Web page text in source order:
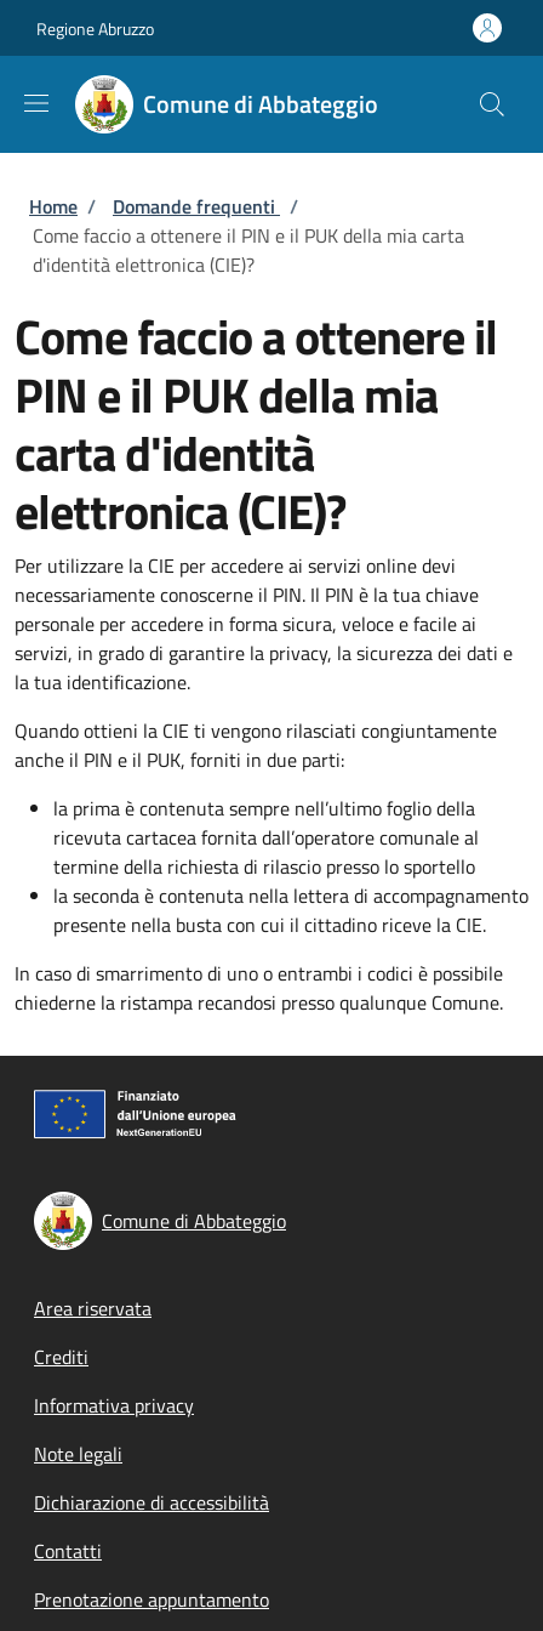
Regione Abruzzo
Comune di Abbateggio
Briciole di pane
Home / Domande frequenti /
Come faccio a ottenere il PIN e il PUK della mia carta
d'identità elettronica (CIE)?
Come faccio a ottenere il
PIN e il PUK della mia
carta d'identità
elettronica (CIE)?
Per utilizzare la CIE per accedere ai servizi online devi
necessariamente conoscerne il PIN. Il PIN è la tua chiave
personale per accedere in forma sicura, veloce e facile ai
servizi, in grado di garantire la privacy, la sicurezza dei dati e
la tua identificazione.
Quando ottieni la CIE ti vengono rilasciati congiuntamente
anche il PIN e il PUK, forniti in due parti:
la prima è contenuta sempre nell’ultimo foglio della
ricevuta cartacea fornita dall’operatore comunale al
termine della richiesta di rilascio presso lo sportello
la seconda è contenuta nella lettera di accompagnamento
presente nella busta con cui il cittadino riceve la CIE.
In caso di smarrimento di uno o entrambi i codici è possibile
chiederne la ristampa recandosi presso qualunque Comune.
Comune di Abbateggio
Footer menu
Area riservata
Crediti
Informativa privacy
Note legali
Dichiarazione di accessibilità
Contatti
Prenotazione appuntamento